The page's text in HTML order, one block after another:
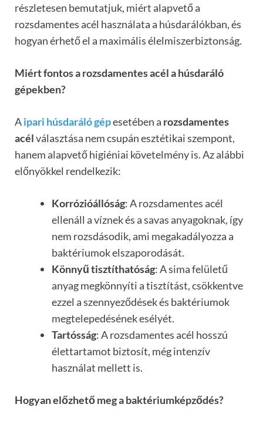
részletesen bemutatjuk, miért alapvető a
rozsdamentes acél használata a húsdarálókban, és
hogyan érhető el a maximális élelmiszerbiztonság.
Miért fontos a rozsdamentes acél a húsdaráló
gépekben?
Aipari húsdaráló gépesetében a rozsdamentes
acélválasztása nem csupán esztétikai szempont,
hanem alapvető higiéniai követelmény is. Az alábbi
előnyökkel rendelkezik:
Korrózióállóság: A rozsdamentes acél
ellenáll a víznek és a savas anyagoknak, így
nem rozsdásodik, ami megakadályozza a
baktériumok elszaporodását.
Könnyű tisztíthatóság: A sima felületű
anyag megkönnyíti a tisztítást, csökkentve
ezzel a szennyeződések és baktériumok
megtelepedésének esélyét.
Tartósság: A rozsdamentes acél hosszú
élettartamot biztosít, még intenzív
használat mellett is.
Hogyan előzhető meg a baktériumképződés?